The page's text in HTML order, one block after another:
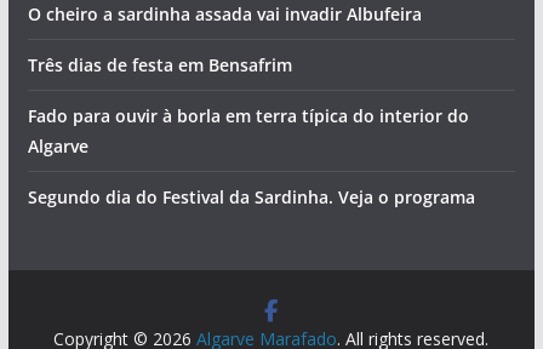
O cheiro a sardinha assada vai invadir Albufeira
Três dias de festa em Bensafrim
Fado para ouvir à borla em terra típica do interior do
Algarve
Segundo dia do Festival da Sardinha. Veja o programa
Copyright © 2026Algarve Marafado. All rights reserved.